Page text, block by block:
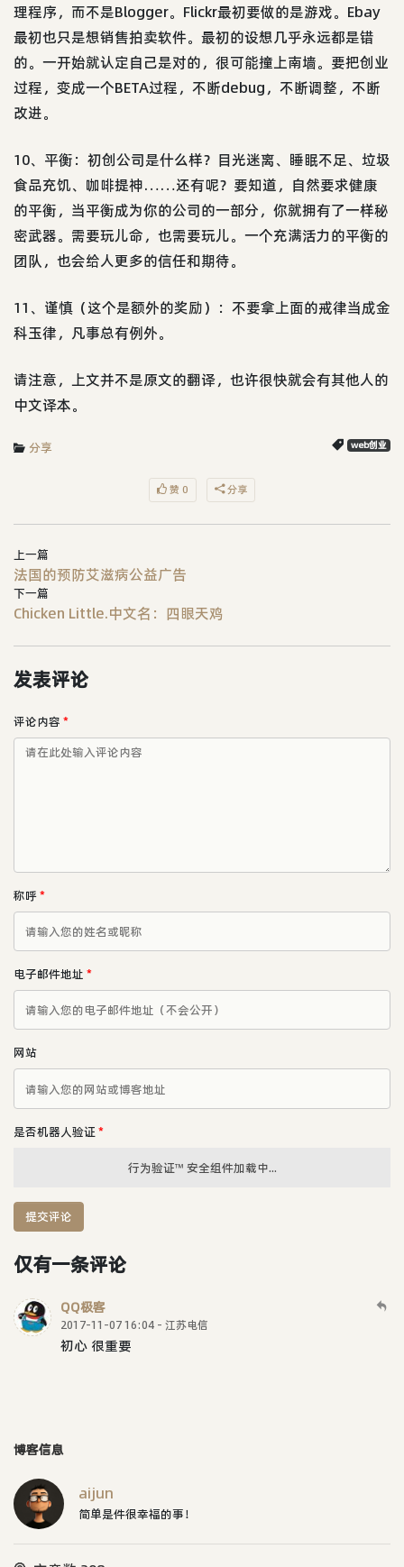
理程序，而不是Blogger。Flickr最初要做的是游戏。Ebay
最初也只是想销售拍卖软件。最初的设想几乎永远都是错
的。一开始就认定自己是对的，很可能撞上南墙。要把创业
过程，变成一个BETA过程，不断debug，不断调整，不断
改进。
10、平衡：初创公司是什么样？目光迷离、睡眠不足、垃圾
食品充饥、咖啡提神……还有呢？要知道，自然要求健康
的平衡，当平衡成为你的公司的一部分，你就拥有了一样秘
密武器。需要玩儿命，也需要玩儿。一个充满活力的平衡的
团队，也会给人更多的信任和期待。
11、谨慎（这个是额外的奖励）：不要拿上面的戒律当成金
科玉律，凡事总有例外。
请注意，上文并不是原文的翻译，也许很快就会有其他人的
中文译本。
分享 web创业
赞 0 分享
上一篇
法国的预防艾滋病公益广告
下一篇
Chicken Little.中文名：四眼天鸡
发表评论
评论内容 *
称呼*
电子邮件地址 *
网站
是否机器人验证 *
行为验证™ 安全组件加载中...
提交评论
仅有一条评论
QQ极客
2017-11-07 16:04 - 江苏电信
初心 很重要
博客信息
aijun
简单是件很幸福的事！